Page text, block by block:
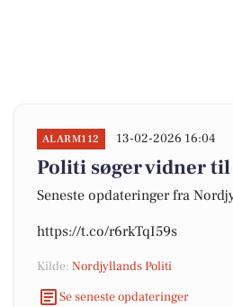
ALARM112 13-02-2026 16:04
Politi søger vidner til
Seneste opdateringer fra
https://t.co/r6rkTqI59s
Kilde: Nordjyllands Politi
Se seneste opdateringer